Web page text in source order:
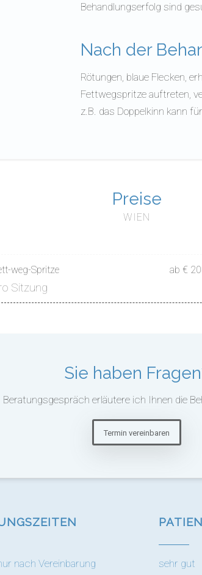
Behandlungserfolg sind
Nach der
Rötungen, blaue Flecken,
Fettwegspritze auftreten,
z.B. das Doppelkinn kann
Preise
WIEN
weg-Spritze ab €
Sitzung
Sie haben
erläutere ich Ihnen die
Termin vereinbaren
nach Vereinbarung sehr gut